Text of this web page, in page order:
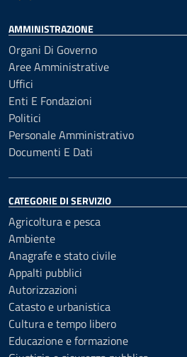
AMMINISTRAZIONE
Organi Di Governo
Aree Amministrative
Uffici
Enti E Fondazioni
Politici
Personale Amministrativo
Documenti E Dati
CATEGORIE DI SERVIZIO
Agricoltura e pesca
Ambiente
Anagrafe e stato civile
Appalti pubblici
Autorizzazioni
Catasto e urbanistica
Cultura e tempo libero
Educazione e formazione